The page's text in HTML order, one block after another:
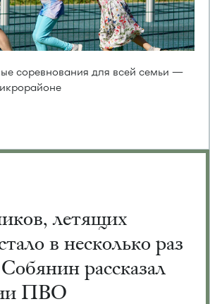
соревнования для всей семьи —
летящих
в несколько раз
рассказал
ПВО